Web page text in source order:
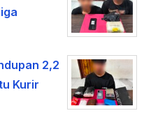
2,2
Kurir